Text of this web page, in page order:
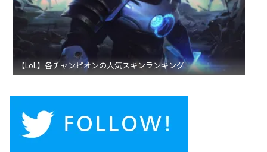
【LoL】各チャンピオンの人気スキンランキング